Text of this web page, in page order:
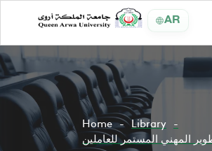
AR
Home
Library
المهني المستمر للعاملين